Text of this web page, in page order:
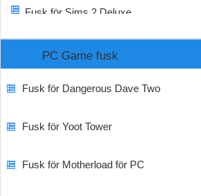
Fusk för Sims 2 Deluxe
PC Game fusk
Fusk för Dangerous Dave Two
Fusk för Yoot Tower
Fusk för Motherload för PC